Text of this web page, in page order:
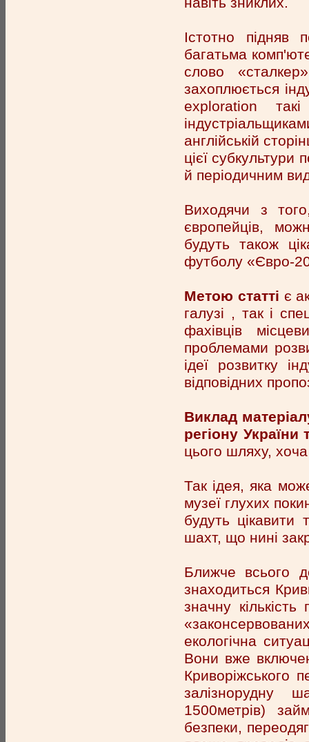
Істотно підняв
багатьма
слово
захоплюється
exploration
англійській
цієї субкультури
й періодичним
Виходячи з
європейців,
будуть також
футболу «Євро-
Метою статті є
галузі , так і
фахівців
проблемами
ідеї розвитку
відповідних
Виклад
регіону
цього шляху,
Так ідея, яка
музеї глухих
будуть цікавити
шахт, що нині
Ближче всього
знаходиться
значну
екологічна
Вони вже
Криворіжського
залізнорудну
1500метрів)
безпеки,